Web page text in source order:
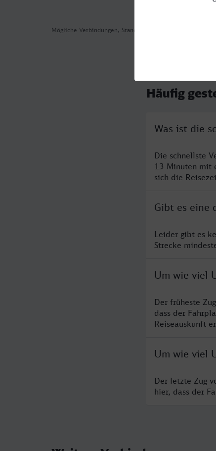
Mögliche Verbindungen, Stand: 2026-08-03 05:47
Häufig
Was ist die
Die schnellste
13 Minuten mit
sich die
Gibt es eine
Leider gibt es
Strecke
Um wie viel
Der früheste
dass der
Reiseauskunft
Um wie viel
Der letzte Zug
hier, dass der